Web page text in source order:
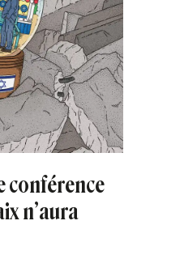
conférence
n’aura